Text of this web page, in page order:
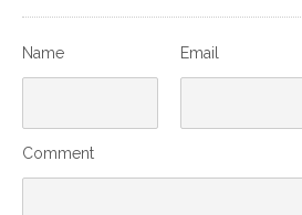
Name Email
Comment